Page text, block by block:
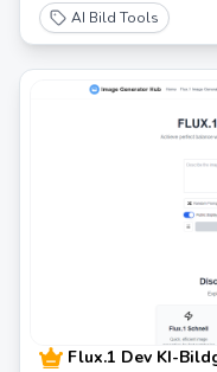
AI Bild Tools
Flux.1 Dev KI-